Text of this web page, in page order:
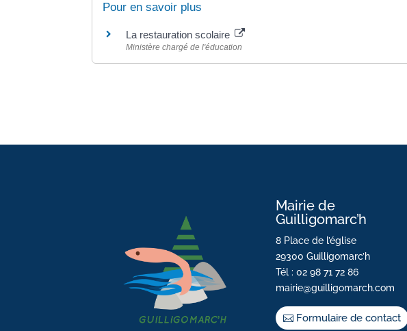
Pour en savoir plus
La restauration scolaire
Ministère chargé de l'éducation
Mairie de
Guilligomarc’h
8 Place de l’église
29300 Guilligomarc’h
Tél : 02 98 71 72 86
mairie@guilligomarch.com
Formulaire de contact